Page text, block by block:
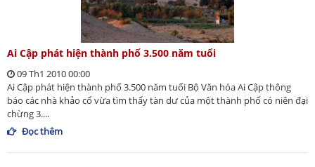
Ai Cập phát hiện thành phố 3.500 năm tuổi
09 Th1 2010 00:00
Ai Cập phát hiện thành phố 3.500 năm tuổi Bộ Văn hóa Ai Cập thông
báo các nhà khảo cổ vừa tìm thấy tàn dư của một thành phố có niên đại
chừng 3....
Đọc thêm